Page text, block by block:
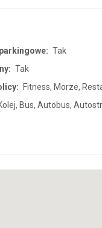
Tak
Tak
Fitness, Morze,
Bus, Autobus,